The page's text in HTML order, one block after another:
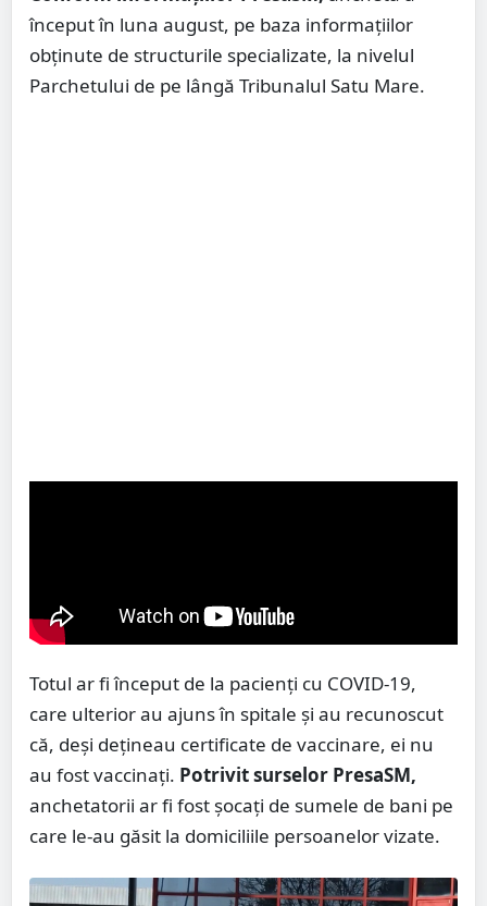
început în luna august, pe baza informațiilor
obținute de structurile specializate, la nivelul
Parchetului de pe lângă Tribunalul Satu Mare.
Totul ar fi început de la pacienți cu COVID-19,
care ulterior au ajuns în spitale și au recunoscut
că, deși dețineau certificate de vaccinare, ei nu
au fost vaccinați. Potrivit surselor PresaSM,
anchetatorii ar fi fost șocați de sumele de bani pe
care le-au găsit la domiciliile persoanelor vizate.